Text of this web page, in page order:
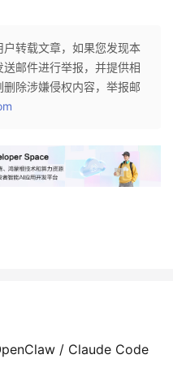
户转载文章，如果您发现本
邮件进行举报，并提供相
除涉嫌侵权内容，举报邮
/ Claude Code